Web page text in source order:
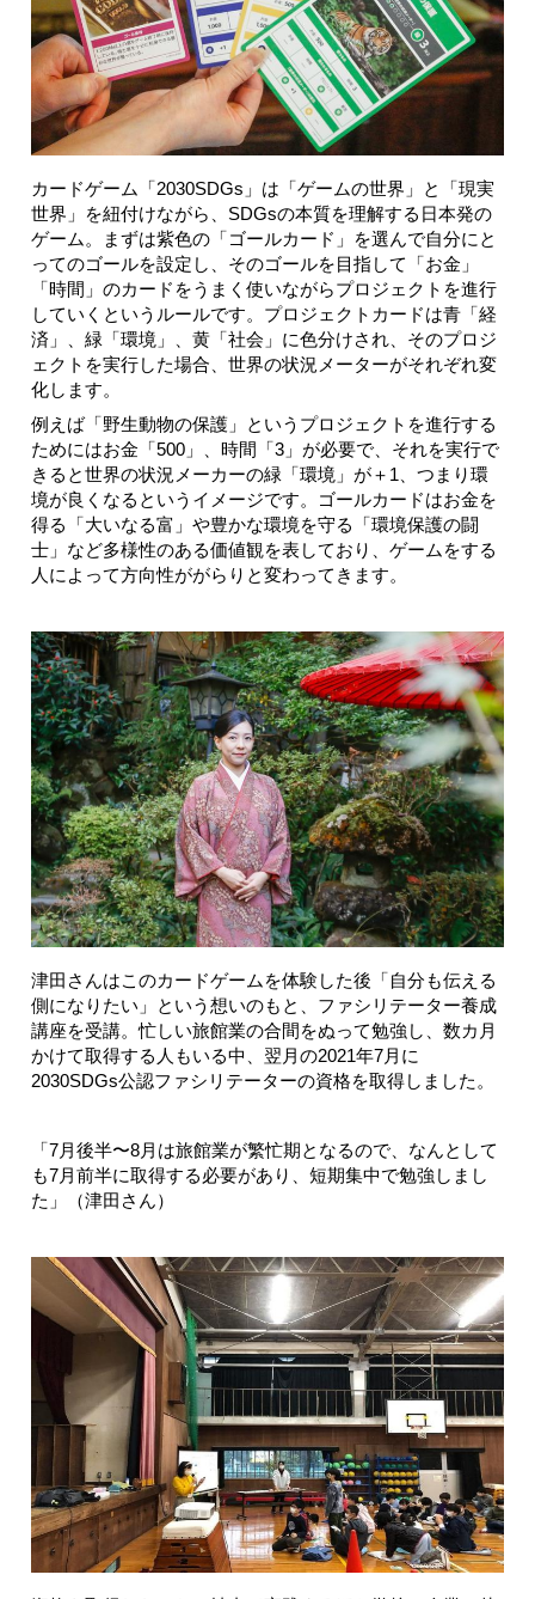
カードゲーム「2030SDGs」は「ゲームの世界」と「現実
世界」を紐付けながら、SDGsの本質を理解する日本発の
ゲーム。まずは紫色の「ゴールカード」を選んで自分にと
ってのゴールを設定し、そのゴールを目指して「お金」
「時間」のカードをうまく使いながらプロジェクトを進行
していくというルールです。プロジェクトカードは青「経
済」、緑「環境」、黄「社会」に色分けされ、そのプロジ
ェクトを実行した場合、世界の状況メーターがそれぞれ変
化します。
例えば「野生動物の保護」というプロジェクトを進行する
ためにはお金「500」、時間「3」が必要で、それを実行で
きると世界の状況メーカーの緑「環境」が＋1、つまり環
境が良くなるというイメージです。ゴールカードはお金を
得る「大いなる富」や豊かな環境を守る「環境保護の闘
士」など多様性のある価値観を表しており、ゲームをする
人によって方向性ががらりと変わってきます。
津田さんはこのカードゲームを体験した後「自分も伝える
側になりたい」という想いのもと、ファシリテーター養成
講座を受講。忙しい旅館業の合間をぬって勉強し、数カ月
かけて取得する人もいる中、翌月の2021年7月に
2030SDGs公認ファシリテーターの資格を取得しました。
「7月後半〜8月は旅館業が繁忙期となるので、なんとして
も7月前半に取得する必要があり、短期集中で勉強しまし
た」（津田さん）